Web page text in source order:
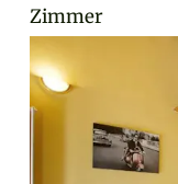
Zimmer